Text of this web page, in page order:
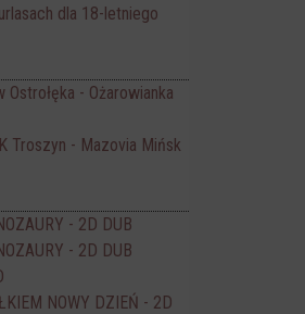
dla 18-letniego
- Ożarowianka
Troszyn - Mazovia Mińsk
- 2D DUB
- 2D DUB
NOWY DZIEŃ - 2D